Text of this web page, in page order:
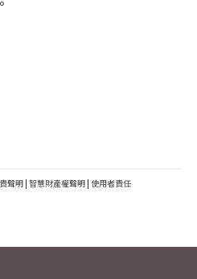
聲明 | 智慧財產權聲明 | 使用者責任